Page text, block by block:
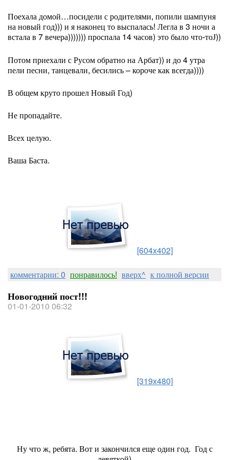
Поехала домой…посидели с родителями, попили шампуня
на новый год))) и я наконец то выспалась! Легла в 3 ночи а
встала в 7 вечера))))))) проспала 14 часов) это было что-тоJ))
Потом приехали с Русом обратно на Арбат)) и до 4 утра
пели песни, танцевали, бесились – короче как всегда))))
В общем круто прошел Новый Год)
Не пропадайте.
Всех целую.
Ваша Баста.
[604x402]
комментарии: 0 понравилось! вверх^ к полной версии
Новогодний пост!!!
01-01-2010 06:32
[319x480]
Ну что ж, ребята. Вот и закончился еще один год. Год с